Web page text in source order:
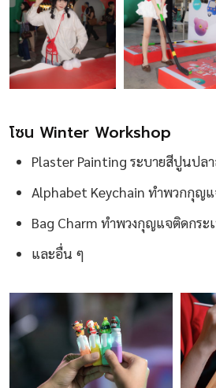
โซน Winter Workshop
Plaster Painting ระบายสีปูนปล
Alphabet Keychain ทำพวกกุญ
Bag Charm ทำพวงกุญแจติดกระ
และอื่น ๆ